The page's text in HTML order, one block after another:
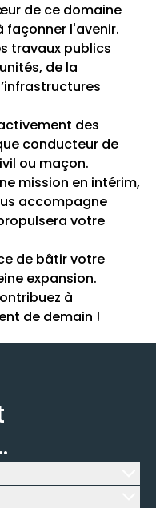
de ce domaine
façonner l'avenir.
travaux publics
de la
des
conducteur de
ou maçon.
mission en intérim,
accompagne
votre
de bâtir votre
expansion.
à
de demain !